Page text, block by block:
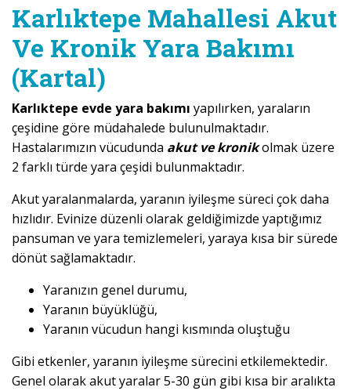
Karlıktepe Mahallesi Akut
Ve Kronik Yara Bakımı
(Kartal)
Karlıktepe evde yara bakımı yapılırken, yaraların
çeşidine göre müdahalede bulunulmaktadır.
Hastalarımızın vücudunda akut ve kronikolmak üzere
2 farklı türde yara çeşidi bulunmaktadır.
Akut yaralanmalarda, yaranın iyileşme süreci çok daha
hızlıdır. Evinize düzenli olarak geldiğimizde yaptığımız
pansuman ve yara temizlemeleri, yaraya kısa bir sürede
dönüt sağlamaktadır.
Yaranızın genel durumu,
Yaranın büyüklüğü,
Yaranın vücudun hangi kısmında oluştuğu
Gibi etkenler, yaranın iyileşme sürecini etkilemektedir.
Genel olarak akut yaralar 5-30 gün gibi kısa bir aralıkta